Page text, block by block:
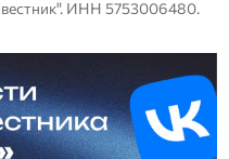
ИНН 5753006480.